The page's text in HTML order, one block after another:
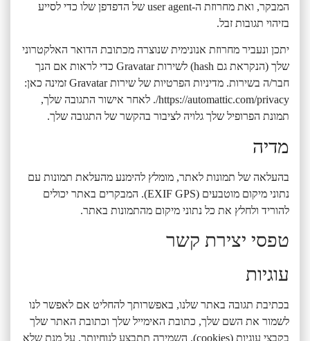
המבקר, ואת מחרוזת ה-user agent של הדפדפן שלו כדי לסייע
בזיהוי תגובות זבל.
יתכן ונעביר מחרוזת אנונימית שנוצרה מכתובת הדואר האלקטרוני
שלך (הנקראת גם hash) לשירות Gravatar כדי לראות אם הנך
חבר/ה בשירות. מדיניות הפרטיות של שירות Gravatar זמינה כאן:
https://automattic.com/privacy/. לאחר אישור התגובה שלך,
תמונת הפרופיל שלך גלויה לציבור בהקשר של התגובה שלך.
מדיה
בהעלאה של תמונות לאתר, מומלץ להימנע מהעלאת תמונות עם
נתוני מיקום מוטבעים (EXIF GPS). המבקרים באתר יכולים
להוריד ולחלץ את כל נתוני מיקום מהתמונות באתר.
טפסי יצירת קשר
עוגיות
בכתיבת תגובה באתר שלנו, באפשרותך להחליט אם לאפשר לנו
לשמור את השם שלך, כתובת האימייל שלך וכתובת האתר שלך
בקבצי עוגיות (cookies). השמירה תתבצע לנוחיותך, על מנת שלא